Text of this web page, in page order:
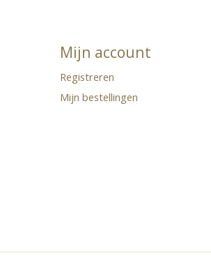
Mijn account
Registreren
Mijn bestellingen